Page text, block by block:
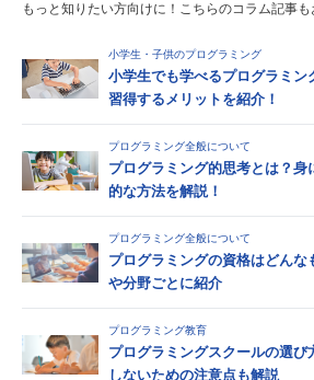
もっと知りたい方向けに！こちらのコラム記事も
小学生・子供のプログラミング
小学生でも学べるプログラミン
習得するメリットを紹介！
プログラミング全般について
プログラミング的思考とは？身
的な方法を解説！
プログラミング全般について
プログラミングの資格はどんな
や分野ごとに紹介
プログラミング教育
プログラミングスクールの選び
しないための注意点も解説